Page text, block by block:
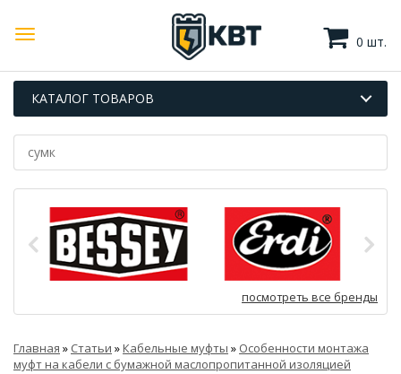
0 шт.
КАТАЛОГ ТОВАРОВ
посмотреть все бренды
Главная » Статьи »Кабельные муфты » Особенности монтажа
муфт на кабели с бумажной маслопропитанной изоляцией